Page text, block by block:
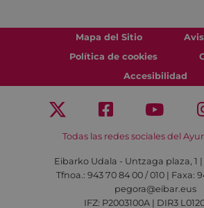
Mapa del Sitio
Política de cookies
Accesibilidad
Todas las redes sociales del
Eibarko Udala - Untzaga plaza, 1
Tfnoa.: 943 70 84 00 / 010 | Faxa:
pegora@eibar.eus
IFZ: P2003100A | DIR3